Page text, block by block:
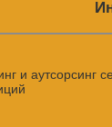
и аутсорсинг